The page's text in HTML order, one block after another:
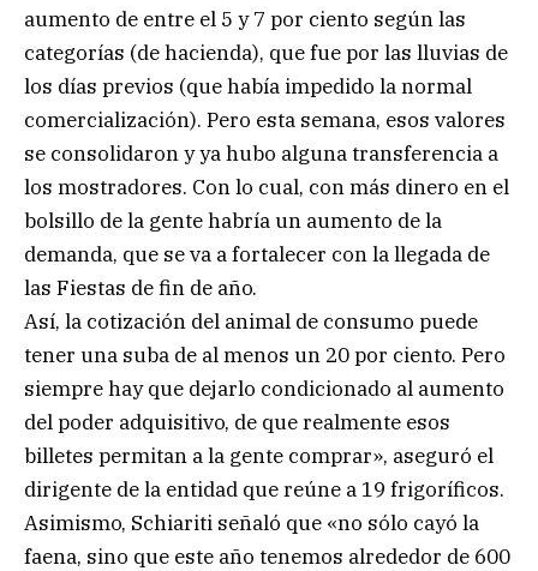
aumento de entre el 5 y 7 por ciento según las
categorías (de hacienda), que fue por las lluvias de
los días previos (que había impedido la normal
comercialización). Pero esta semana, esos valores
se consolidaron y ya hubo alguna transferencia a
los mostradores. Con lo cual, con más dinero en el
bolsillo de la gente habría un aumento de la
demanda, que se va a fortalecer con la llegada de
las Fiestas de fin de año.
Así, la cotización del animal de consumo puede
tener una suba de al menos un 20 por ciento. Pero
siempre hay que dejarlo condicionado al aumento
del poder adquisitivo, de que realmente esos
billetes permitan a la gente comprar», aseguró el
dirigente de la entidad que reúne a 19 frigoríficos.
Asimismo, Schiariti señaló que «no sólo cayó la
faena, sino que este año tenemos alrededor de 600